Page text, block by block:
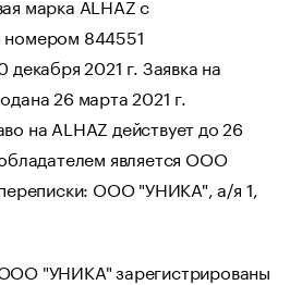
844551
декабря 2021 г. Заявка на
26 марта 2021 г.
на ALHAZ действует до 26
является ООО
ООО "УНИКА", а/я 1,
"УНИКА" зарегистрированы